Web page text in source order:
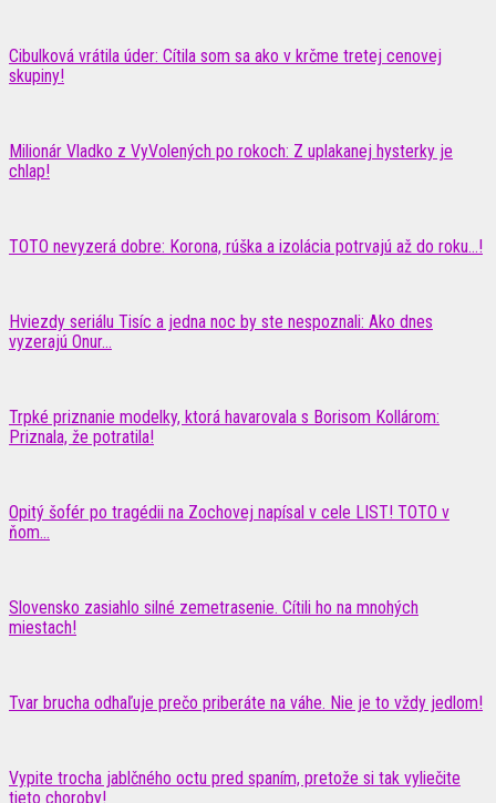
Cibulková vrátila úder: Cítila som sa ako v krčme tretej cenovej
skupiny!
Milionár Vladko z VyVolených po rokoch: Z uplakanej hysterky je
chlap!
TOTO nevyzerá dobre: Korona, rúška a izolácia potrvajú až do roku…!
Hviezdy seriálu Tisíc a jedna noc by ste nespoznali: Ako dnes
vyzerajú Onur...
Trpké priznanie modelky, ktorá havarovala s Borisom Kollárom:
Priznala, že potratila!
Opitý šofér po tragédii na Zochovej napísal v cele LIST! TOTO v
ňom...
Slovensko zasiahlo silné zemetrasenie. Cítili ho na mnohých
miestach!
Tvar brucha odhaľuje prečo priberáte na váhe. Nie je to vždy jedlom!
Vypite trocha jablčného octu pred spaním, pretože si tak vyliečite
tieto choroby!